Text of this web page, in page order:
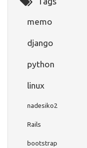
memo
django
python
linux
nadesiko2
Rails
bootstrap